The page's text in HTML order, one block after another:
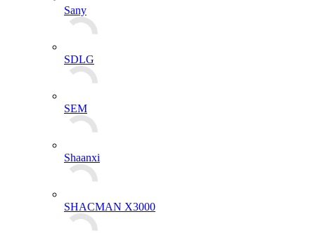
Sany
SDLG
SEM
Shaanxi
SHACMAN X3000